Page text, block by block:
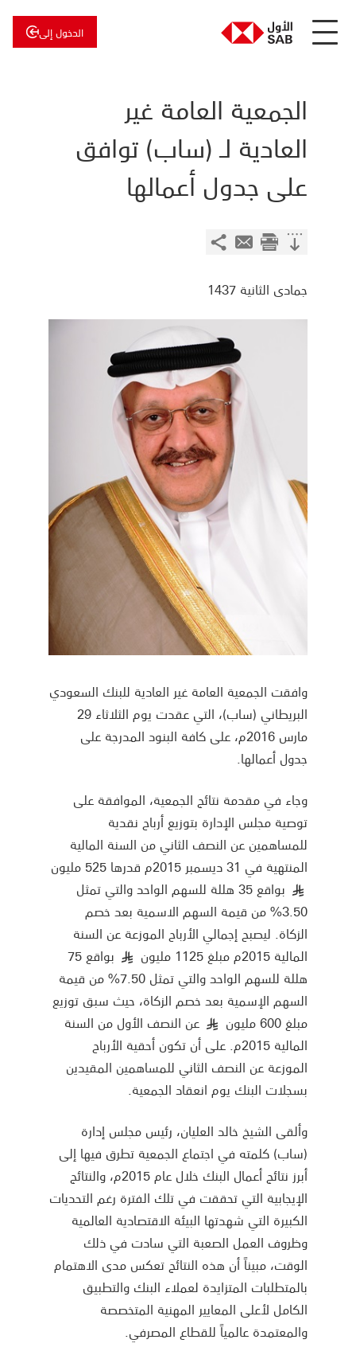
الدخول إلى
الجمعية العامة غير
العادية لـ (ساب) توافق
على جدول أعمالها
جمادى الثانية 1437
وافقت الجمعية العامة غير العادية للبنك السعودي
البريطاني (ساب)، التي عقدت يوم الثلاثاء 29
مارس 2016م، على كافة البنود المدرجة على
جدول أعمالها.
وجاء في مقدمة نتائج الجمعية، الموافقة على
توصية مجلس الإدارة بتوزيع أرباح نقدية
للمساهمين عن النصف الثاني من السنة المالية
المنتهية في 31 ديسمبر 2015م قدرها 525 مليون
§
بواقع 35 هللة للسهم الواحد والتي تمثل
3.50% من قيمة السهم الاسمية بعد خصم
الزكاة. ليصبح إجمالي الأرباح الموزعة عن السنة
المالية 2015م مبلغ 1125 مليون
§
بواقع 75
هللة للسهم الواحد والتي تمثل 7.50% من قيمة
السهم الإسمية بعد خصم الزكاة، حيث سبق توزيع
مبلغ 600 مليون
§ عن النصف الأول من السنة
المالية 2015م. على أن تكون أحقية الأرباح
الموزعة عن النصف الثاني للمساهمين المقيدين
بسجلات البنك يوم انعقاد الجمعية.
وألقى الشيخ خالد العليان، رئيس مجلس إدارة
(ساب) كلمته في اجتماع الجمعية تطرق فيها إلى
أبرز نتائج أعمال البنك خلال عام 2015م، والنتائج
الإيجابية التي تحققت في تلك الفترة رغم التحديات
الكبيرة التي شهدتها البيئة الاقتصادية العالمية
وظروف العمل الصعبة التي سادت في ذلك
الوقت، مبيناً أن هذه النتائج تعكس مدى الاهتمام
بالمتطلبات المتزايدة لعملاء البنك والتطبيق
الكامل لأعلى المعايير المهنية المتخصصة
والمعتمدة عالمياً للقطاع المصرفي.